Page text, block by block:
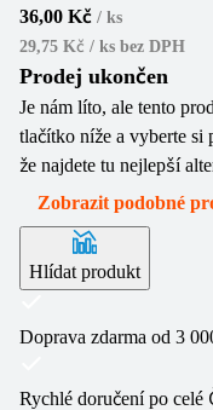
36,00 Kč / ks
29,75 Kč / ks bez DPH
Prodej ukončen
Je nám líto, ale tento
tlačítko níže a vyberte
že najdete tu nejlepší
Zobrazit podobné
Hlídat produkt
Doprava zdarma od 3
Rychlé doručení po celé